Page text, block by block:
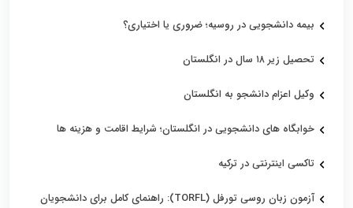
بیمه دانشجویی در روسیه؛ ضروری یا اختیاری؟
تحصیل زیر ۱۸ سال در انگلستان
وکیل اعزام دانشجو به انگلستان
خوابگاه های دانشجویی در انگلستان؛ شرایط اقامت و هزینه ها
تاکسی اینترنتی در ترکیه
آزمون زبان روسی تورفل (TORFL): راهنمای کامل برای دانشجویان